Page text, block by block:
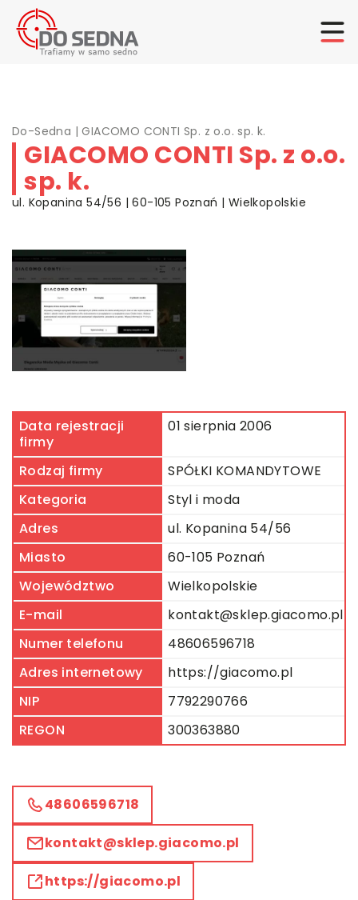
Do-Sedna |GIACOMO CONTI Sp. z o.o. sp. k.
GIACOMO CONTI Sp. z o.o.
sp. k.
ul. Kopanina 54/56 | 60-105 Poznań | Wielkopolskie
Data rejestracji
firmy
01 sierpnia 2006
Rodzaj firmy
SPÓŁKI KOMANDYTOWE
Kategoria
Styl i moda
Adres
ul. Kopanina 54/56
Miasto
60-105 Poznań
Województwo
Wielkopolskie
E-mail
kontakt@sklep.giacomo.pl
Numer telefonu
48606596718
Adres internetowy
https://giacomo.pl
NIP
7792290766
REGON
300363880
48606596718
kontakt@sklep.giacomo.pl
https://giacomo.pl